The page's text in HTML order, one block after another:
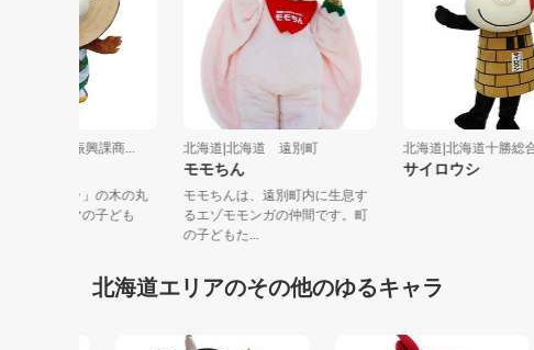
道|津別町産業振興課商...
町の「ミズナラ」の木の丸
ら生まれたクマの子ども
北海道|北海道 遠別町
モモちん
モモちんは、遠別町内に生息す
るエゾモモンガの仲間です。町
の子どもた...
北海道|北海道十
サイロウシ
北海道エリアのその他のゆるキャラ